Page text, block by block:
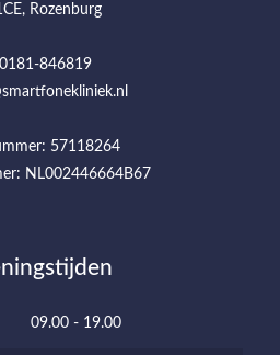
Rozenburg
0181-846819
57118264
NL002446664B67
09.00 - 19.00